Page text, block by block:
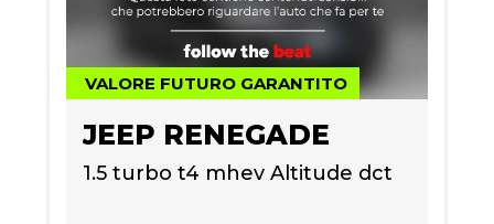
VALORE FUTURO GARANTITO
JEEP RENEGADE
1.5 turbo t4 mhev Altitude dct